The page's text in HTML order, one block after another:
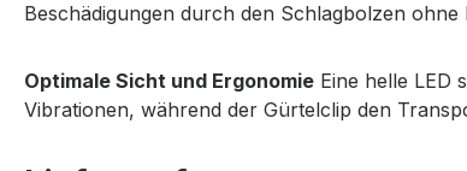
Beschädigungen durch den Schlagbolzen
Optimale Sicht und Ergonomie Eine helle LED
Vibrationen, während der Gürtelclip den